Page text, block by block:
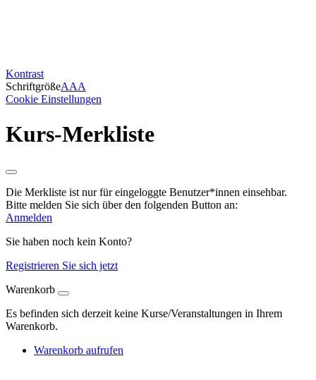
Kontrast
SchriftgrößeAAA
Cookie Einstellungen
Kurs-Merkliste
Die Merkliste ist nur für eingeloggte Benutzer*innen einsehbar.
Bitte melden Sie sich über den folgenden Button an:
Anmelden
Sie haben noch kein Konto?
Registrieren Sie sich jetzt
Warenkorb
Es befinden sich derzeit keine Kurse/Veranstaltungen in Ihrem
Warenkorb.
Warenkorb aufrufen